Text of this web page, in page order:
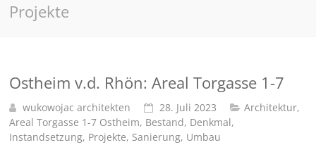
Projekte
Ostheim v.d. Rhön: Areal Torgasse 1-7
wukowojac architekten 28. Juli 2023 Architektur,
Areal Torgasse 1-7 Ostheim, Bestand, Denkmal,
Instandsetzung, Projekte, Sanierung, Umbau